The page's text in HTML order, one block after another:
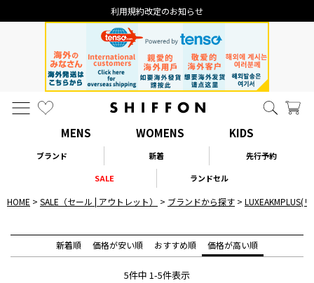
利用規約改定のお知らせ
MENS WOMENS KIDS
ブランド 新着
先行予約
SALE
ランドセル
HOME SALE（セール | アウトレット） ブランドから探す LUXEAKMPLUS(
新着順 価格が安い順 おすすめ順 価格が高い順
5件中 1-5件表示